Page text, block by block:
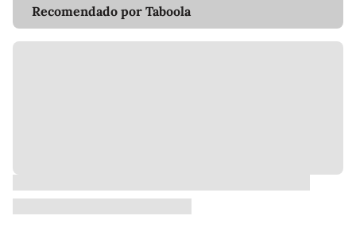
Recomendado por Taboola